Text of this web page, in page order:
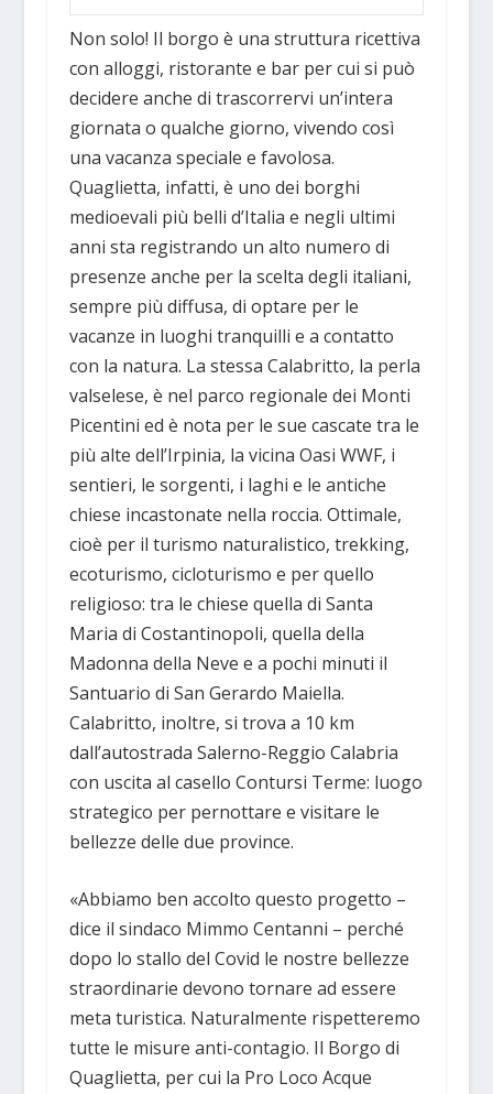
Non solo! Il borgo è una struttura ricettiva
con alloggi, ristorante e bar per cui si può
decidere anche di trascorrervi un’intera
giornata o qualche giorno, vivendo così
una vacanza speciale e favolosa.
Quaglietta, infatti, è uno dei borghi
medioevali più belli d’Italia e negli ultimi
anni sta registrando un alto numero di
presenze anche per la scelta degli italiani,
sempre più diffusa, di optare per le
vacanze in luoghi tranquilli e a contatto
con la natura. La stessa Calabritto, la perla
valselese, è nel parco regionale dei Monti
Picentini ed è nota per le sue cascate tra le
più alte dell’Irpinia, la vicina Oasi WWF, i
sentieri, le sorgenti, i laghi e le antiche
chiese incastonate nella roccia. Ottimale,
cioè per il turismo naturalistico, trekking,
ecoturismo, cicloturismo e per quello
religioso: tra le chiese quella di Santa
Maria di Costantinopoli, quella della
Madonna della Neve e a pochi minuti il
Santuario di San Gerardo Maiella.
Calabritto, inoltre, si trova a 10 km
dall’autostrada Salerno-Reggio Calabria
con uscita al casello Contursi Terme: luogo
strategico per pernottare e visitare le
bellezze delle due province.
«Abbiamo ben accolto questo progetto –
dice il sindaco Mimmo Centanni – perché
dopo lo stallo del Covid le nostre bellezze
straordinarie devono tornare ad essere
meta turistica. Naturalmente rispetteremo
tutte le misure anti-contagio. Il Borgo di
Quaglietta, per cui la Pro Loco Acque